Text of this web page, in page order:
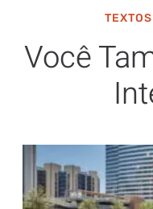
Você